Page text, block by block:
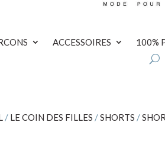
ACCESSOIRES 100%
/ LE COIN DES FILLES /SHORTS /